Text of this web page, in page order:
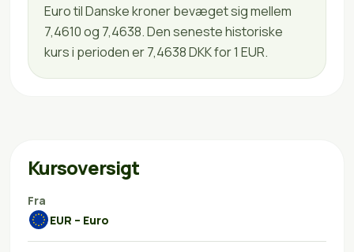
Euro til Danske kroner bevæget sig mellem
7,4610 og 7,4638. Den seneste historiske
kurs i perioden er 7,4638 DKK for 1 EUR.
Kursoversigt
Fra
EUR – Euro